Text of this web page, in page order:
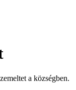
a községben.